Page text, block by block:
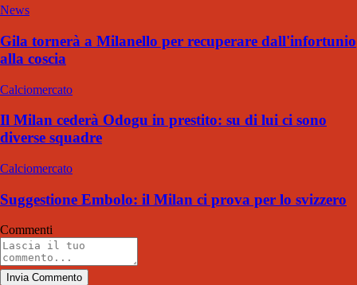
News
Gila tornerà a Milanello per recuperare dall'infortunio
alla coscia
Calciomercato
Il Milan cederà Odogu in prestito: su di lui ci sono
diverse squadre
Calciomercato
Suggestione Embolo: il Milan ci prova per lo svizzero
Commenti
Invia Commento